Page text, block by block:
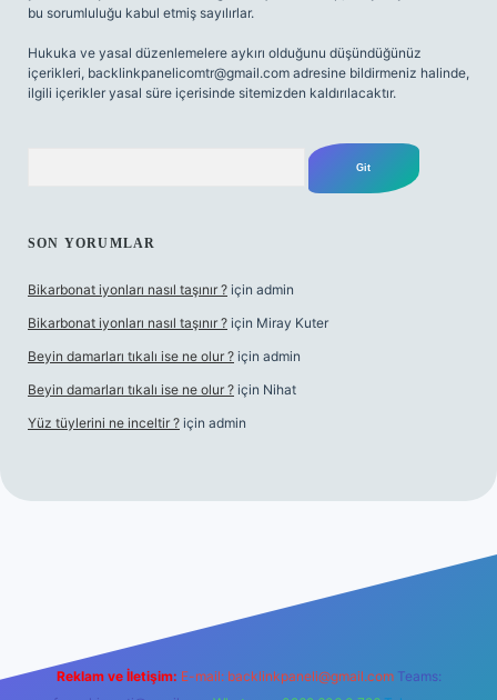
bu sorumluluğu kabul etmiş sayılırlar.
Hukuka ve yasal düzenlemelere aykırı olduğunu düşündüğünüz
içerikleri, backlinkpanelicomtr@gmail.com adresine bildirmeniz halinde,
ilgili içerikler yasal süre içerisinde sitemizden kaldırılacaktır.
SON YORUMLAR
Bikarbonat iyonları nasıl taşınır ? için admin
Bikarbonat iyonları nasıl taşınır ? için Miray Kuter
Beyin damarları tıkalı ise ne olur ? için admin
Beyin damarları tıkalı ise ne olur ? için Nihat
Yüz tüylerini ne inceltir ? için admin
Reklam ve İletişim: E-mail: backlinkpaneli@gmail.com Teams: